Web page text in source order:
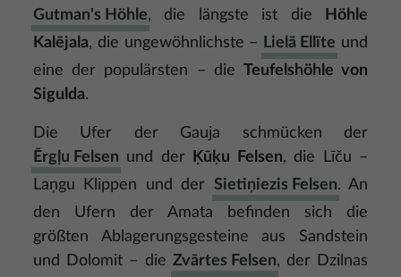
Gutman's Höhle, die längste ist die
Höhle
Kalējala, die ungewöhnlichste – Lielā Ellīte und
eine der populärsten – die Teufelshöhle von
Sigulda.
Die Ufer der Gauja schmücken der
Ērgļu Felsen und der Ķūķu Felsen, die Līču –
Laņgu Klippen und der Sietiņiezis Felsen. An
den Ufern der Amata befinden sich die
größten Ablagerungsgesteine aus Sandstein
und Dolomit – die Zvārtes Felsen, der Dzilnas